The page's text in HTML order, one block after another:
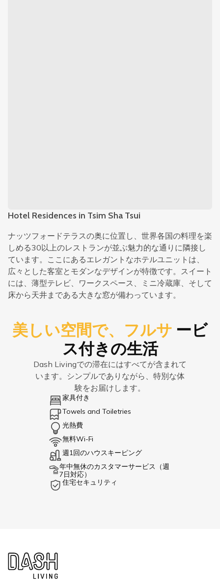
Hotel Residences in Tsim Sha Tsui
ナッツフォードテラスの奥に位置し、世界各国の料理を楽
しめる30以上のレストランが並ぶ魅力的な通りに隣接し
ています。ここにあるエレガントなホテルユニットは、
広々とした客室とモダンなデザインが特徴です。スイート
には、薄型テレビ、ワークスペース、ミニ冷蔵庫、そして
床から天井まである大きな窓が備わっています。
美しい空間で、フルサ ービ
ス付きの生活
Dash Livingでの滞在にはすべてが含まれて
います。シンプルでありながら、特別な体
験をお届けします。
家具付き
Towels and Toiletries
光熱費
無料Wi-Fi
週1回のハウスキーピング
年中無休のカスタマーサービス（週
7日対応）
住宅セキュリティ